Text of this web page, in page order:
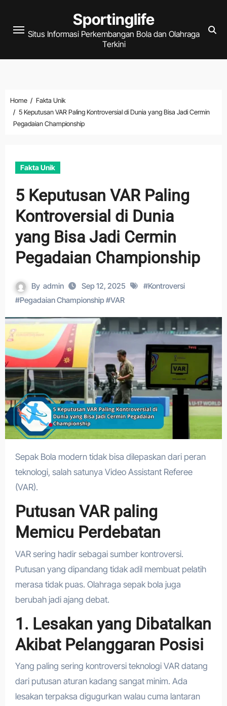
content
Sportinglife
Situs Informasi Perkembangan Bola dan Olahraga
Terkini
Home
Fakta Unik
5 Keputusan VAR Paling Kontroversial di Dunia yang Bisa Jadi Cermin
Pegadaian Championship
Fakta Unik
5 Keputusan VAR Paling
Kontroversial di Dunia
yang Bisa Jadi Cermin
Pegadaian Championship
By admin Sep 12, 2025 #Kontroversi
#Pegadaian Championship#VAR
Sepak Bola modern tidak bisa dilepaskan dari peran
teknologi, salah satunya Video Assistant Referee
(VAR).
Putusan VAR paling
Memicu Perdebatan
VAR sering hadir sebagai sumber kontroversi.
Putusan yang dipandang tidak adil membuat pelatih
merasa tidak puas. Olahraga sepak bola juga
berubah jadi ajang debat.
1. Lesakan yang Dibatalkan
Akibat Pelanggaran Posisi
Yang paling sering kontroversi teknologi VAR datang
dari putusan aturan kadang sangat minim. Ada
lesakan terpaksa digugurkan walau cuma lantaran